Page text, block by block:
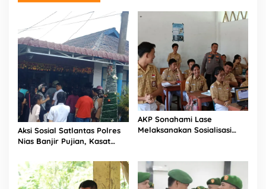
Aksi Sosial Satlantas Polres
Nias Banjir Pujian, Kasat
Bagikan 1.000 Dus Kopi
Fresco untuk Warga di
Tengah Sulitnya Ekonomi
AKP Sonahami Lase
Melaksanakan Sosialisasi
Selatan